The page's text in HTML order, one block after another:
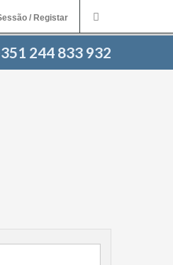
/ Registar
244 833 932